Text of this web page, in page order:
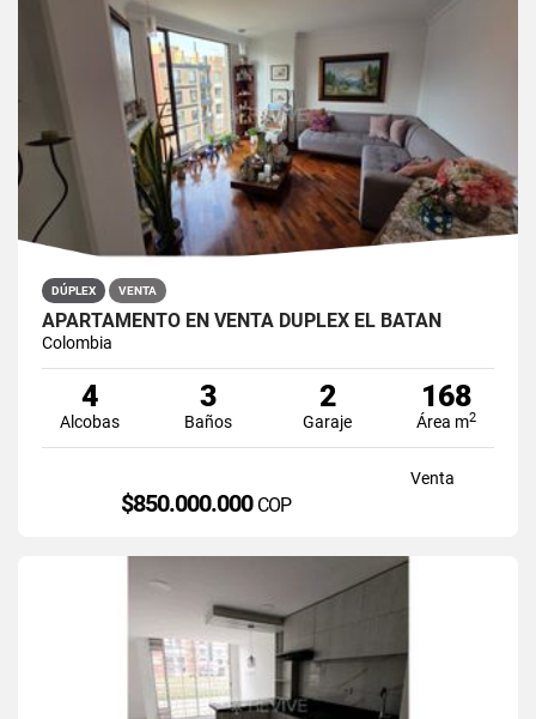
DÚPLEX VENTA
APARTAMENTO EN VENTA DÚPLEX EL BATÁN
Colombia
4
Alcobas
3
Baños
2
Garaje
168
Área m2
Venta
$850.000.000 COP